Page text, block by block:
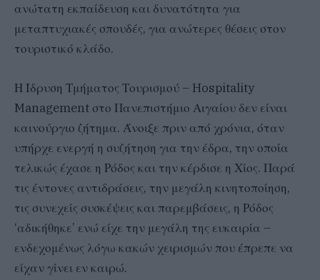
ανώτατη εκπαίδευση και δυνατότητα για
μεταπτυχιακές σπουδές, για ανώτερες θέσεις στον
τουριστικό κλάδο.
Η Ίδρυση Τμήματος Τουρισμού – Hospitality
Management στο Πανεπιστήμιο Αιγαίου δεν είναι
καινούργιο ζήτημα. Άνοιξε πριν από χρόνια, όταν
υπήρχε ενεργή η συζήτηση για την έδρα, την οποία
τελικώς έχασε η Ρόδος και την κέρδισε η Χίος. Παρά
τις έντονες αντιδράσεις, την μεγάλη κινητοποίηση,
τις συνεχείς συσκέψεις και παρεμβάσεις, η Ρόδος
‘αδικήθηκε’ ενώ είχε την μεγάλη της ευκαιρία –
ενδεχομένως λόγω κακών χειρισμών που έπρεπε να
είχαν γίνει εν καιρώ.